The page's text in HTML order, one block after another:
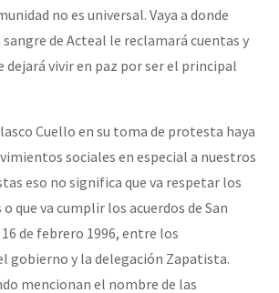
no es universal. Vaya a donde
sangre de Acteal le reclamará cuentas y
dejará vivir en paz por ser el principal
Cuello en su toma de protesta haya
sociales en especial a nuestros
eso no significa que va respetar los
que va cumplir los acuerdos de San
de febrero 1996, entre los
gobierno y la delegación Zapatista.
mencionan el nombre de las